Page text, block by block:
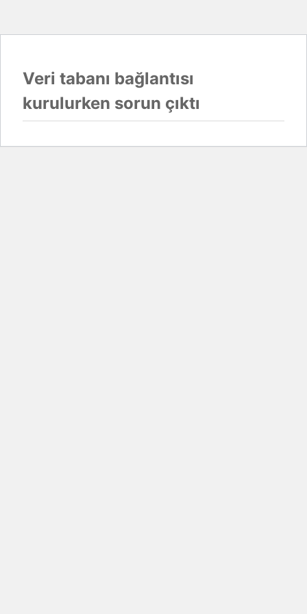
Veri tabanı bağlantısı
kurulurken sorun çıktı